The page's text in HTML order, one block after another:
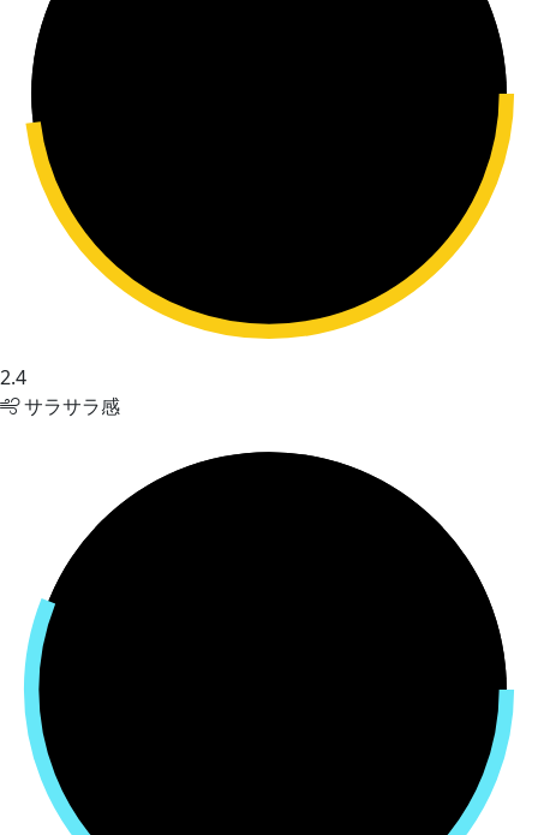
2.4
サラサラ感